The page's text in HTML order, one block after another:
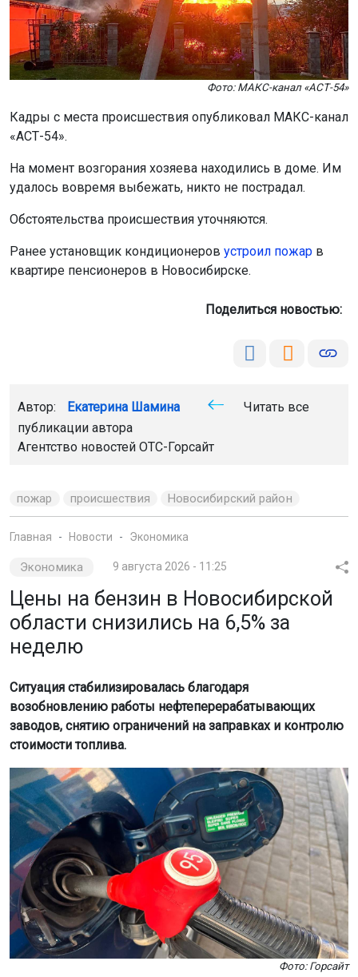
Фото: МАКС-канал «АСТ-54»
Кадры с места происшествия опубликовал МАКС-канал
«АСТ-54».
На момент возгорания хозяева находились в доме. Им
удалось вовремя выбежать, никто не пострадал.
Обстоятельства происшествия уточняются.
Ранее установщик кондиционеров устроил пожар в
квартире пенсионеров в Новосибирске.
Поделиться новостью:
Автор: Екатерина Шамина
Читать все
публикации автора
Агентство новостей ОТС-Горсайт
пожар происшествия Новосибирский район
Главная Новости Экономика
Экономика 9 августа 2026 - 11:25
Цены на бензин в Новосибирской
области снизились на 6,5% за
неделю
Ситуация стабилизировалась благодаря
возобновлению работы нефтеперерабатывающих
заводов, снятию ограничений на заправках и контролю
стоимости топлива.
Фото: Горсайт